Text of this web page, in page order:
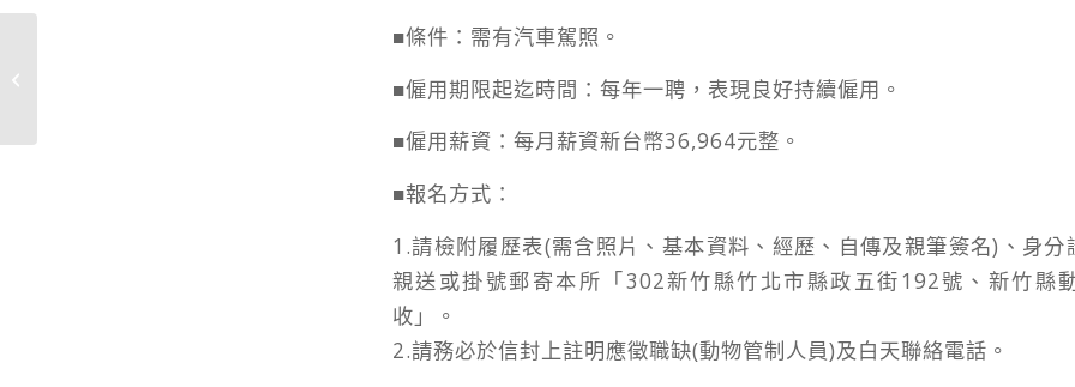
■條件：需有汽車駕照。
■僱用期限起迄時間：每年一聘，表現良好持續僱用。
■僱用薪資：每月薪資新台幣36,964元整。
■報名方式：
1.請檢附履歷表(需含照片、基本資料、經歷、自傳及親筆簽名)、身分
親送或掛號郵寄本所「302新竹縣竹北市縣政五街192號、新竹縣
收」。
2.請務必於信封上註明應徵職缺(動物管制人員)及白天聯絡電話。